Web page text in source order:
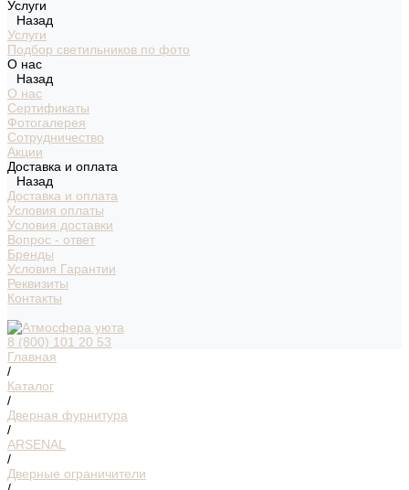
Услуги
Назад
Услуги
Подбор светильников по фото
О нас
Назад
О нас
Сертификаты
Фотогалерея
Сотрудничество
Акции
Доставка и оплата
Назад
Доставка и оплата
Условия оплаты
Условия доставки
Вопрос - ответ
Бренды
Условия Гарантии
Реквизиты
Контакты
8 (800) 101 20 53
Главная
/
Каталог
/
Дверная фурнитура
/
ARSENAL
/
Дверные ограничители